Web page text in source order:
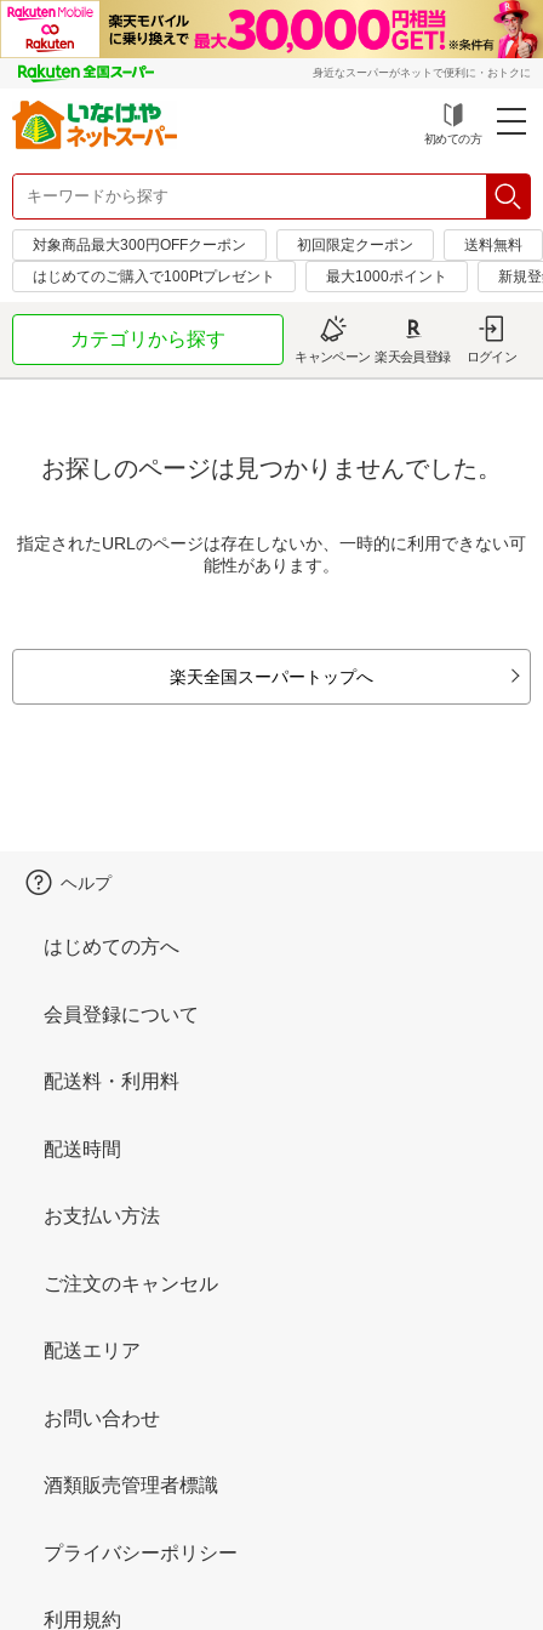
身近なスーパーがネットで便利に・おトクに
初めての方
対象商品最大300円OFFクーポン 初回限定クーポン
送料無料
はじめてのご購入で100Ptプレゼント
最大1000ポイント 新規
カテゴリから探す
キャンペーン 楽天会員登録 ログイン
お探しのページは見つかりませんでした。
指定されたURLのページは存在しないか、一時的に利用できない可
能性があります。
楽天全国スーパートップへ
ヘルプ
はじめての方へ
会員登録について
配送料・利用料
配送時間
お支払い方法
ご注文のキャンセル
配送エリア
お問い合わせ
酒類販売管理者標識
プライバシーポリシー
利用規約